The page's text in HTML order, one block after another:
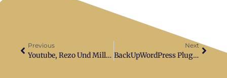
Previous
You­tube, Rezo Und Millionenklicks
Next
Back­Up­Word­Press Plug­in Fatal Error